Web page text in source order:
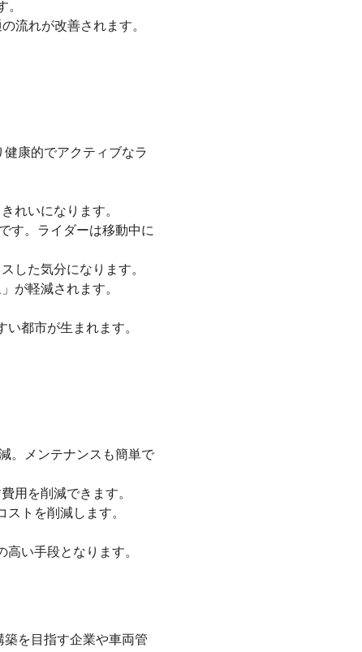
。
流れが改善されます。
康的でアクティブなラ
れいになります。
す。ライダーは移動中に
した気分になります。
が軽減されます。
都市が生まれます。
。メンテナンスも簡単で
用を削減できます。
トを削減します。
い手段となります。
を目指す企業や車両管